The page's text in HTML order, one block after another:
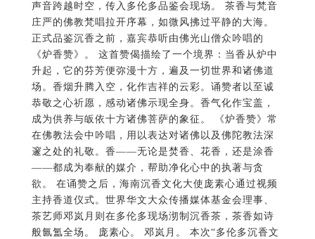
声音跨越时空，传入多伦多品鉴会现场。 茶香与梵音
庄严的佛教梵唱拉开序幕，如微风拂过平静的大海。
正式品鉴沉香之前，嘉宾恭听由佛光山僧众吟唱的
《炉香赞》。 这首赞偈描绘了一个境界：当香从炉中
升起，它的芬芳便弥漫十方，遍及一切世界和诸佛道
场。香烟升腾入空，化作吉祥的云彩。诵赞者以至诚
恭敬之心祈愿，感动诸佛示现全身。香气化作宝盖，
成为供养与皈依十方诸佛菩萨的象征。 《炉香赞》常
在佛教法会中吟唱，用以表达对诸佛以及佛陀教法深
邃之处的礼敬。香——无论是焚香、花香，还是涂香
——都成为奉献的媒介，帮助净化心中的执著与贪
欲。 在诵赞之后，海南沉香文化大使庞素心通过视频
主持香道仪式。世界华文大众传播媒体基金会理事、
茶艺师邓岚月则在多伦多现场沏制沉香茶，茶香如诗
般氤氲全场。 庞素心。 邓岚月。 本次“多伦多沉香文